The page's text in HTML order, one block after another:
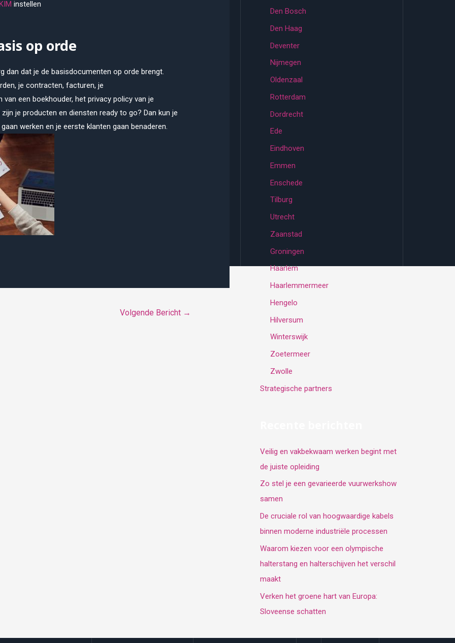
instellen
op orde
dan dat je de basisdocumenten op orde brengt.
je contracten, facturen, je
een boekhouder, het privacy policy van je
je producten en diensten ready to go? Dan kun je
werken en je eerste klanten gaan benaderen.
Volgende Bericht →
Den Bosch
Den Haag
Deventer
Nijmegen
Oldenzaal
Rotterdam
Dordrecht
Ede
Eindhoven
Emmen
Enschede
Tilburg
Utrecht
Zaanstad
Groningen
Haarlem
Haarlemmermeer
Hengelo
Hilversum
Winterswijk
Zoetermeer
Zwolle
Strategische partners
Veilig en vakbekwaam werken begint met
de juiste opleiding
Zo stel je een gevarieerde vuurwerkshow
samen
De cruciale rol van hoogwaardige kabels
binnen moderne industriële processen
Waarom kiezen voor een olympische
halterstang en halterschijven het verschil
maakt
Verken het groene hart van Europa:
Sloveense schatten